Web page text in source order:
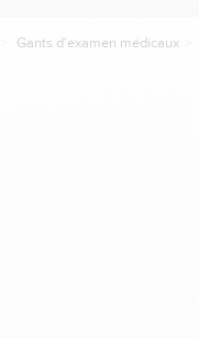
Gants d'examen médicaux